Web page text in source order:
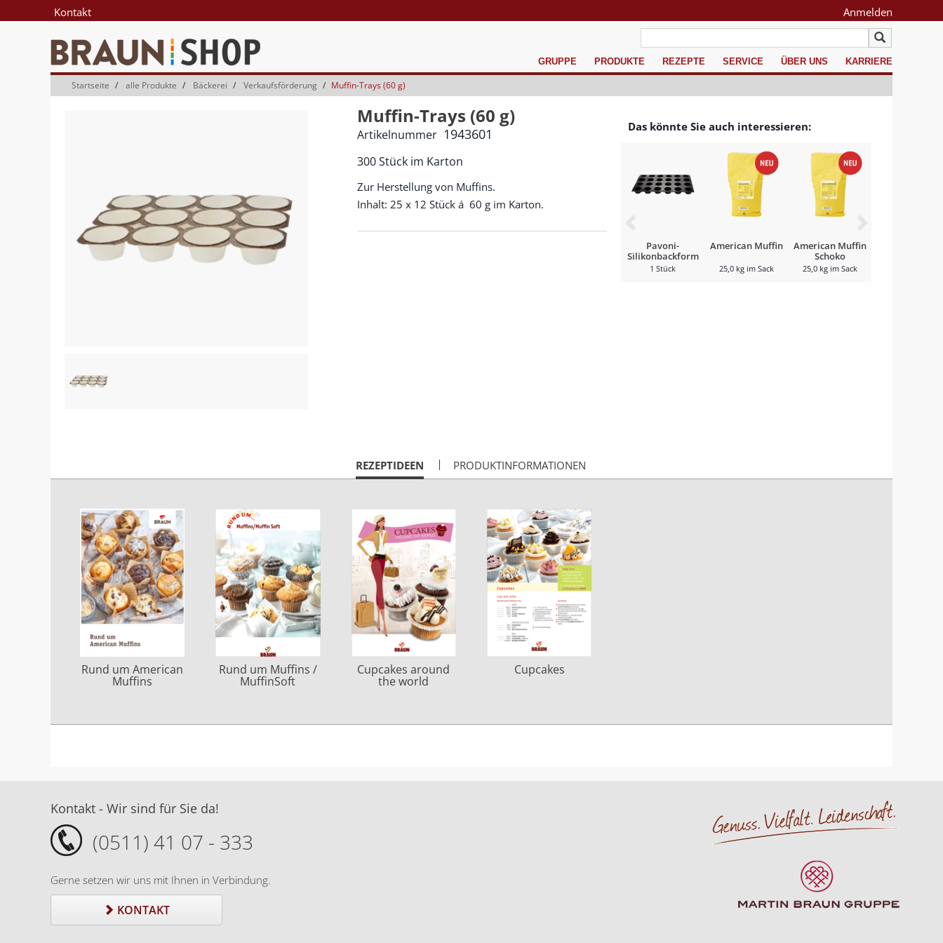
Inhalt
Navigationsmenü
Kontakt Anmelden
GRUPPE PRODUKTE REZEPTE SERVICE ÜBER UNS KARRIERE
Startseite alle Produkte Bäckerei Verkaufsförderung Muffin-Trays (60 g)
Muffin-Trays (60 g)
300 Stück im Karton
Artikelnummer 1943601
Zur Herstellung von Muffins.
Inhalt: 25 x 12 Stück á 60 g im Karton.
Das könnte Sie auch interessieren:
Pavoni-
Silikonbackform
My Pluffins
1 Stück
American Muffin
25,0 kg im Sack
American Muffin
Schoko
25,0 kg im Sack
CURRENT
TAB:
REZEPTIDEEN PRODUKTINFORMATIONEN
Rund um American
Muffins
Rund um Muffins /
MuffinSoft
Cupcakes around
the world
Cupcakes
Kontakt - Wir sind für Sie da!
(0511) 41 07 - 333
Gerne setzen wir uns mit Ihnen in Verbindung.
KONTAKT